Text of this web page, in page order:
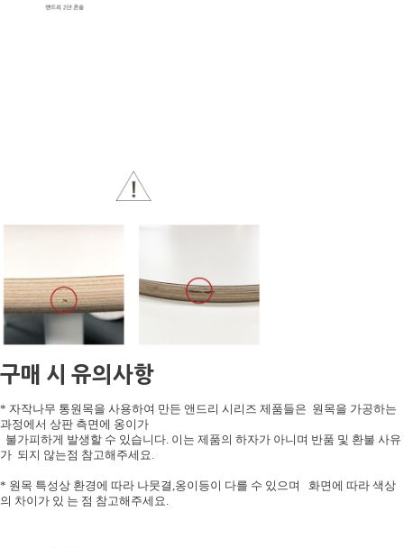
구매 시 유의사항
* 자작나무 통원목을 사용하여 만든 앤드리 시리즈 제품들은 원목을 가공하는
과정에서 상판 측면에 옹이가
불가피하게 발생할 수 있습니다. 이는 제품의 하자가 아니며 반품 및 환불 사유
가 되지 않는점 참고해주세요.
* 원목 특성상 환경에 따라 나뭇결,옹이등이 다를 수 있으며 화면에 따라 색상
의 차이가 있 는 점 참고해주세요.